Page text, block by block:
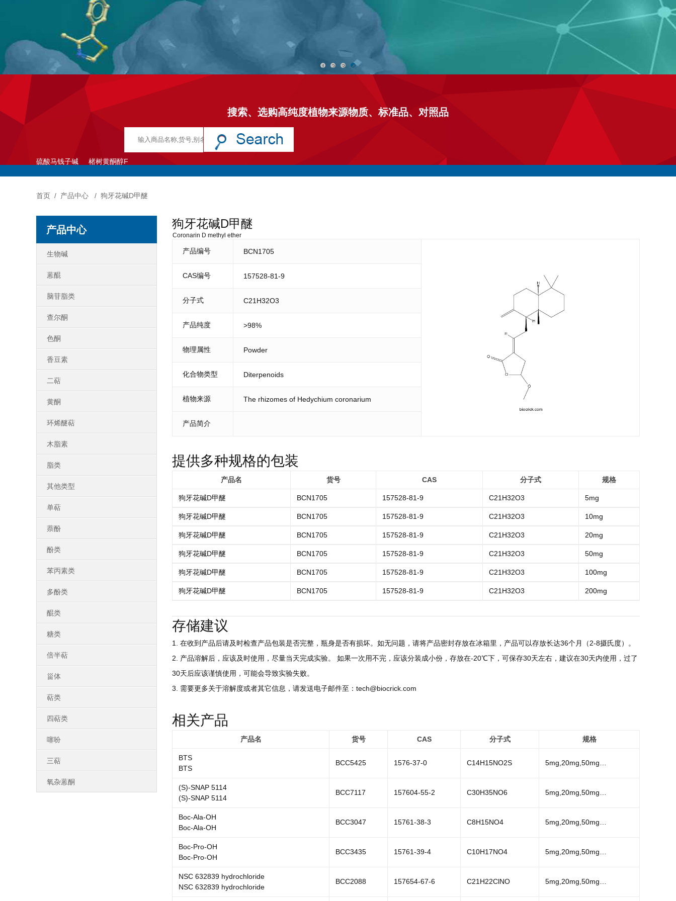
1 2 3 4
搜索、选购高纯度植物来源物质、标准品、对照品
硫酸马钱子碱 楮树黄酮醇F
首页 / 产品中心 / 狗牙花碱D甲醚
产品中心
生物碱
蒽醌
脑苷脂类
查尔酮
色酮
香豆素
二萜
黄酮
环烯醚萜
木脂素
脂类
其他类型
单萜
萘酚
酚类
苯丙素类
多酚类
醌类
糖类
倍半萜
甾体
萜类
四萜类
噻吩
三萜
氧杂蒽酮
狗牙花碱D甲醚
Coronarin D methyl ether
产品编号 BCN1705
CAS编号 157528-81-9
分子式 C21H32O3
产品纯度 >98%
物理属性 Powder
化合物类型 Diterpenoids
植物来源 The rhizomes of Hedychium coronarium
产品简介
提供多种规格的包装
产品名 货号 CAS 分子式 规格
狗牙花碱D甲醚 BCN1705 157528-81-9 C21H32O3 5mg
狗牙花碱D甲醚 BCN1705 157528-81-9 C21H32O3 10mg
狗牙花碱D甲醚 BCN1705 157528-81-9 C21H32O3 20mg
狗牙花碱D甲醚 BCN1705 157528-81-9 C21H32O3 50mg
狗牙花碱D甲醚 BCN1705 157528-81-9 C21H32O3 100mg
狗牙花碱D甲醚 BCN1705 157528-81-9 C21H32O3 200mg
存储建议
1. 在收到产品后请及时检查产品包装是否完整，瓶身是否有损坏。如无问题，请将产品密封存放在冰箱里，产品可以存放长达36个月（2-8摄氏度）。
2. 产品溶解后，应该及时使用，尽量当天完成实验。 如果一次用不完，应该分装成小份，存放在-20℃下，可保存30天左右，建议在30天内使用，过了
30天后应该谨慎使用，可能会导致实验失败。
3. 需要更多关于溶解度或者其它信息，请发送电子邮件至：tech@biocrick.com
相关产品
产品名 货号 CAS 分子式 规格
BTS
BTS
BCC5425 1576-37-0 C14H15NO2S 5mg,20mg,50mg…
(S)-SNAP 5114
(S)-SNAP 5114
BCC7117 157604-55-2 C30H35NO6 5mg,20mg,50mg…
Boc-Ala-OH
Boc-Ala-OH
BCC3047 15761-38-3 C8H15NO4 5mg,20mg,50mg…
Boc-Pro-OH
Boc-Pro-OH
BCC3435 15761-39-4 C10H17NO4 5mg,20mg,50mg…
NSC 632839 hydrochloride
NSC 632839 hydrochloride
BCC2088 157654-67-6 C21H22ClNO 5mg,20mg,50mg…